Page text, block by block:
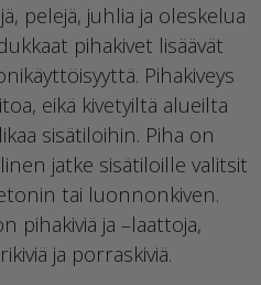
pelejä, juhlia ja oleskelua
pihakivet lisäävät
Pihakiveys
eikä kivetyiltä alueilta
sisätiloihin. Piha on
jatke sisätiloille valitsit
tai luonnonkiven.
pihakiviä ja –laattoja,
ja porraskiviä.